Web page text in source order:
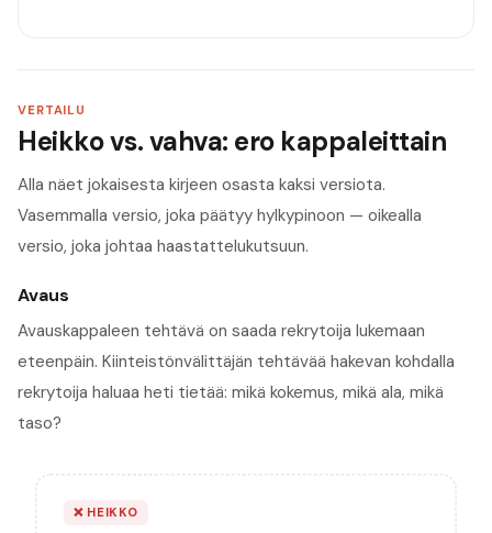
VERTAILU
Heikko vs. vahva: ero kappaleittain
Alla näet jokaisesta kirjeen osasta kaksi versiota.
Vasemmalla versio, joka päätyy hylkypinoon — oikealla
versio, joka johtaa haastattelukutsuun.
Avaus
Avauskappaleen tehtävä on saada rekrytoija lukemaan
eteenpäin. Kiinteistönvälittäjän tehtävää hakevan kohdalla
rekrytoija haluaa heti tietää: mikä kokemus, mikä ala, mikä
taso?
❌HEIKKO